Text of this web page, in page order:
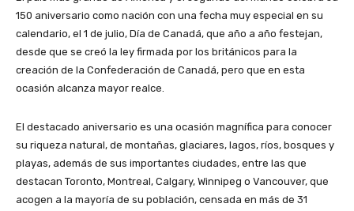
150 aniversario como nación con una fecha muy especial en su
calendario, el 1 de julio, Día de Canadá, que año a año festejan,
desde que se creó la ley firmada por los británicos para la
creación de la Confederación de Canadá, pero que en esta
ocasión alcanza mayor realce.
El destacado aniversario es una ocasión magnífica para conocer
su riqueza natural, de montañas, glaciares, lagos, ríos, bosques y
playas, además de sus importantes ciudades, entre las que
destacan Toronto, Montreal, Calgary, Winnipeg o Vancouver, que
acogen a la mayoría de su población, censada en más de 31